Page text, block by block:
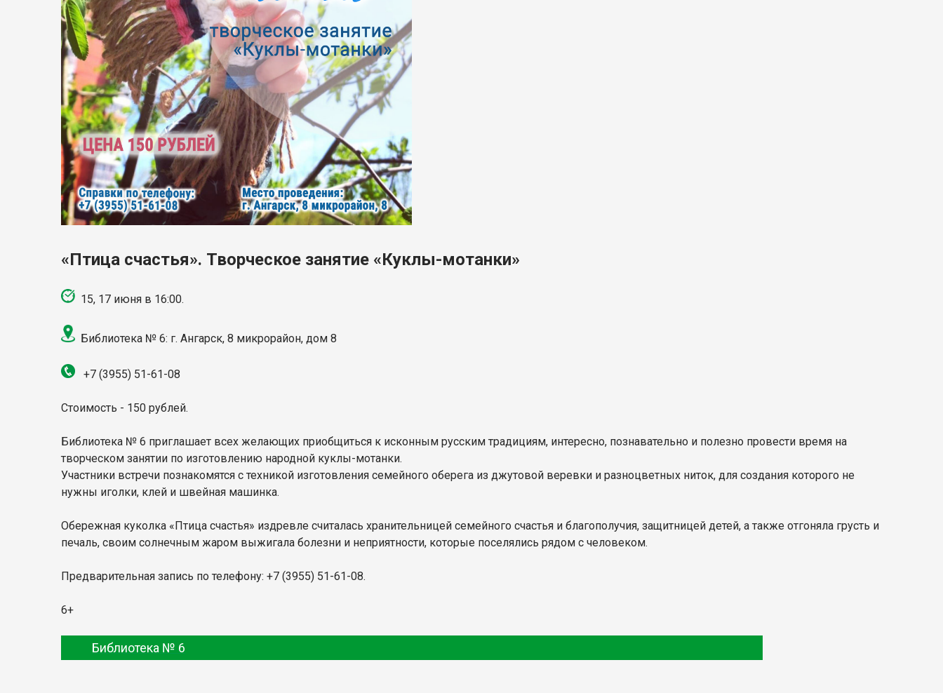
«Птица счастья». Творческое занятие «Куклы-мотанки»
15, 17 июня в 16:00.
Библиотека № 6: г. Ангарск, 8 микрорайон, дом 8
+7 (3955) 51-61-08
Стоимость - 150 рублей.
Библиотека № 6 приглашает всех желающих приобщиться к исконным русским традициям, интересно, познавательно и полезно провести время на
творческом занятии по изготовлению народной куклы-мотанки.
Участники встречи познакомятся с техникой изготовления семейного оберега из джутовой веревки и разноцветных ниток, для создания которого не
нужны иголки, клей и швейная машинка.
Обережная куколка «Птица счастья» издревле считалась хранительницей семейного счастья и благополучия, защитницей детей, а также отгоняла грусть и
печаль, своим солнечным жаром выжигала болезни и неприятности, которые поселялись рядом с человеком.
Предварительная запись по телефону: +7 (3955) 51-61-08.
6+
Библиотека № 6